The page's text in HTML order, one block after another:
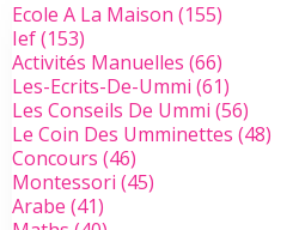
Ecole A La Maison (155)
Ief(153)
Activités Manuelles (66)
Les-Ecrits-De-Ummi (61)
Les Conseils De Ummi (56)
Le Coin Des Umminettes (48)
Concours (46)
Montessori (45)
Arabe (41)